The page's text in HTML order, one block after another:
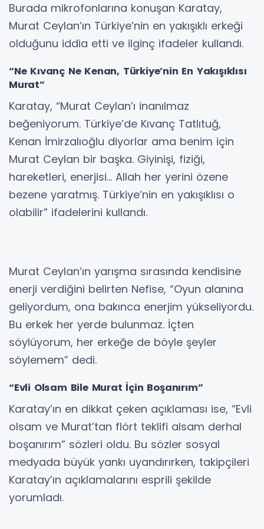
Burada mikrofonlarına konuşan Karatay,
Murat Ceylan’ın Türkiye’nin en yakışıklı erkeği
olduğunu iddia etti ve ilginç ifadeler kullandı.
“Ne Kıvanç Ne Kenan, Türkiye’nin En Yakışıklısı
Murat”
Karatay, “Murat Ceylan’ı inanılmaz
beğeniyorum. Türkiye’de Kıvanç Tatlıtuğ,
Kenan İmirzalıoğlu diyorlar ama benim için
Murat Ceylan bir başka. Giyinişi, fiziği,
hareketleri, enerjisi… Allah her yerini özene
bezene yaratmış. Türkiye’nin en yakışıklısı o
olabilir” ifadelerini kullandı.
Murat Ceylan’ın yarışma sırasında kendisine
enerji verdiğini belirten Nefise, “Oyun alanına
geliyordum, ona bakınca enerjim yükseliyordu.
Bu erkek her yerde bulunmaz. İçten
söylüyorum, her erkeğe de böyle şeyler
söylemem” dedi.
“Evli Olsam Bile Murat İçin Boşanırım”
Karatay’ın en dikkat çeken açıklaması ise, “Evli
olsam ve Murat’tan flört teklifi alsam derhal
boşanırım” sözleri oldu. Bu sözler sosyal
medyada büyük yankı uyandırırken, takipçileri
Karatay’ın açıklamalarını esprili şekilde
yorumladı.